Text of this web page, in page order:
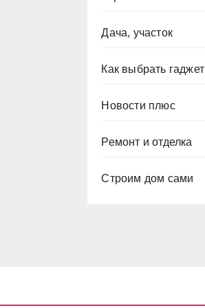
Дача, участок
Как выбрать гаджет
Новости плюс
Ремонт и отделка
Строим дом сами